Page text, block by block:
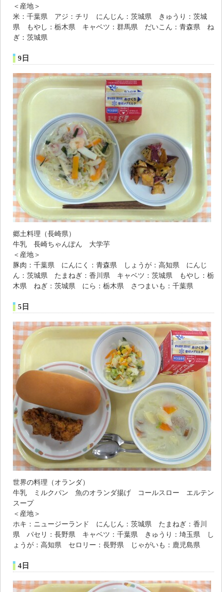
＜産地＞
米：千葉県 アジ：チリ にんじん：茨城県 きゅうり：茨城
県 もやし：栃木県 キャベツ：群馬県 だいこん：青森県 ね
ぎ：茨城県
9日
郷土料理（長崎県）
牛乳 長崎ちゃんぽん 大学芋
＜産地＞
豚肉：千葉県 にんにく：青森県 しょうが：高知県 にんじ
ん：茨城県 たまねぎ：香川県 キャベツ：茨城県 もやし：栃
木県 ねぎ：茨城県 にら：栃木県 さつまいも：千葉県
5日
世界の料理（オランダ）
牛乳 ミルクパン 魚のオランダ揚げ コールスロー エルテン
スープ
＜産地＞
ホキ：ニュージーランド にんじん：茨城県 たまねぎ：香川
県 パセリ：長野県 キャベツ：千葉県 きゅうり：埼玉県 し
ょうが：高知県 セロリー：長野県 じゃがいも：鹿児島県
4日